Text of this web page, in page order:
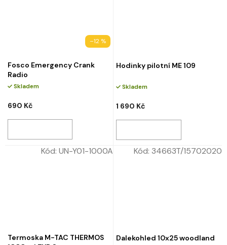
–12 %
Fosco Emergency Crank
Radio
Skladem
690 Kč
Hodinky pilotní ME 109
Skladem
1 690 Kč
Termoska M-TAC THERMOS
Kód: UN-Y01-1000A
Dalekohled 10x25 woodland
Kód: 34663T/15702020